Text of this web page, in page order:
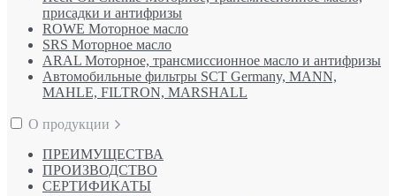
присадки и антифризы
ROWE Моторное масло
SRS Моторное масло
ARAL Моторное, трансмиссионное масло и антифризы
Автомобильные фильтры SCT Germany, MANN,
MAHLE, FILTRON, MARSHALL
О продукции
ПРЕИМУЩЕСТВА
ПРОИЗВОДСТВО
СЕРТИФИКАТЫ